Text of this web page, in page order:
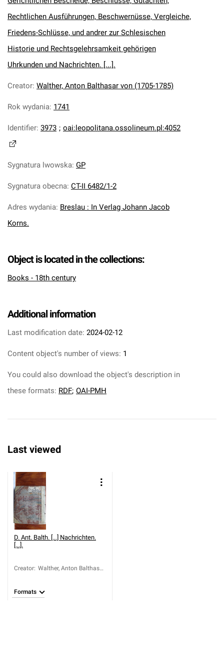
Rechtlichen Ausführungen, Beschwernüsse, Vergleiche,
Friedens-Schlüsse, und andrer zur Schlesischen
Historie und Rechtsgelehrsamkeit gehörigen
Uhrkunden und Nachrichten. [...].
Creator: Walther, Anton Balthasar von (1705-1785)
Rok wydania: 1741
Identifier: 3973 ; oai:leopolitana.ossolineum.pl:4052
Sygnatura lwowska: GP
Sygnatura obecna: CT-II 6482/1-2
Adres wydania: Breslau : In Verlag Johann Jacob
Korns.
Object is located in the collections:
Books - 18th century
Additional information
Last modification date: 2024-02-12
Content object's number of views: 1
You could also download the object's description in
these formats: RDF; OAI-PMH
Last viewed
D. Ant. Balth. [...] Nachrichten.
[...].
Creator: Walther, Anton Balthasar
Formats